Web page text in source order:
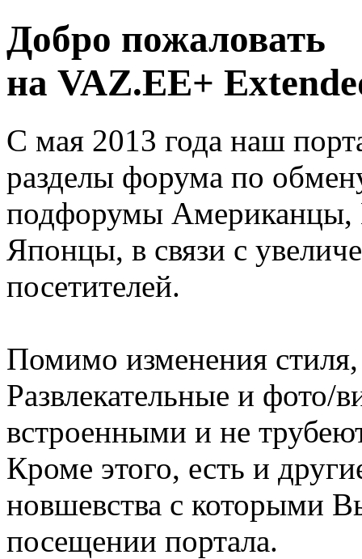
Добро пожаловать
на VAZ.EE+
С мая 2013 года наш
разделы форума по
подфорумы
Японцы, в связи с
посетителей.
Помимо изменения
Развлекательные и фото/
встроенными и не
Кроме этого, есть и
новшевства с которыми
посещении портала.